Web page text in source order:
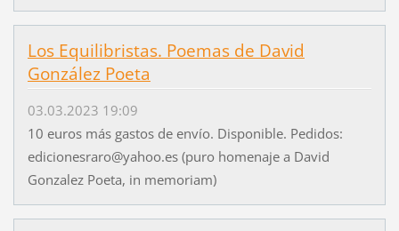
Los Equilibristas. Poemas de David
González Poeta
03.03.2023 19:09
10 euros más gastos de envío. Disponible. Pedidos:
edicionesraro@yahoo.es (puro homenaje a David
Gonzalez Poeta, in memoriam)